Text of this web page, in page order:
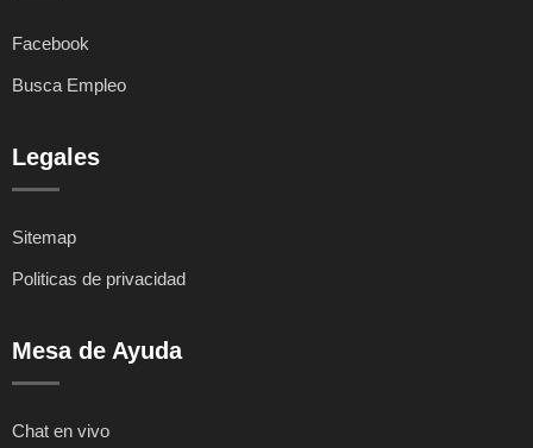
Facebook
Busca Empleo
Legales
Sitemap
Politicas de privacidad
Mesa de Ayuda
Chat en vivo